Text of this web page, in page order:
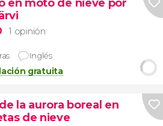
1 opinión
Inglés
gratuita
la aurora boreal en
de nieve